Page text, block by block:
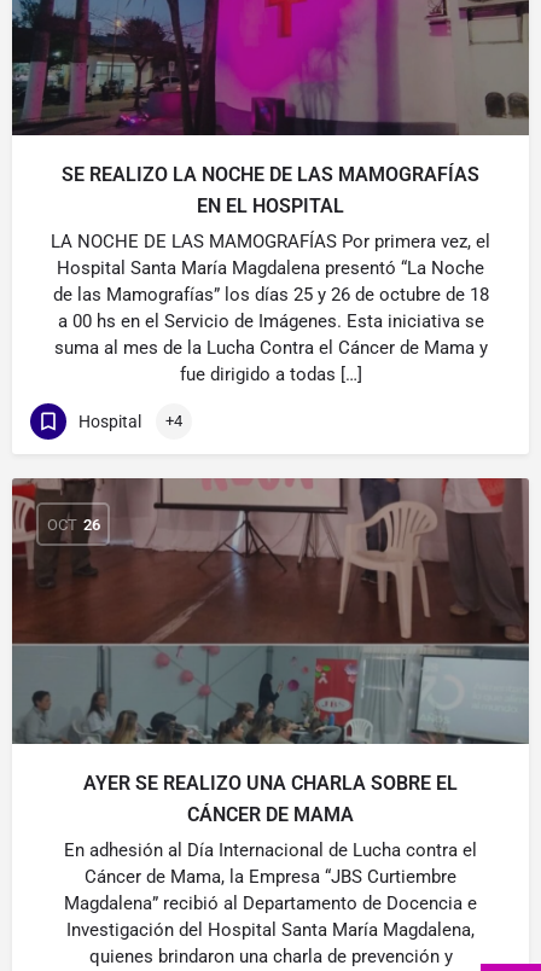
SE REALIZO LA NOCHE DE LAS MAMOGRAFÍAS
EN EL HOSPITAL
LA NOCHE DE LAS MAMOGRAFÍAS Por primera vez, el
Hospital Santa María Magdalena presentó “La Noche
de las Mamografías” los días 25 y 26 de octubre de 18
a 00 hs en el Servicio de Imágenes. Esta iniciativa se
suma al mes de la Lucha Contra el Cáncer de Mama y
fue dirigido a todas […]
Hospital +4
OCT 26
AYER SE REALIZO UNA CHARLA SOBRE EL
CÁNCER DE MAMA
En adhesión al Día Internacional de Lucha contra el
Cáncer de Mama, la Empresa “JBS Curtiembre
Magdalena” recibió al Departamento de Docencia e
Investigación del Hospital Santa María Magdalena,
quienes brindaron una charla de prevención y